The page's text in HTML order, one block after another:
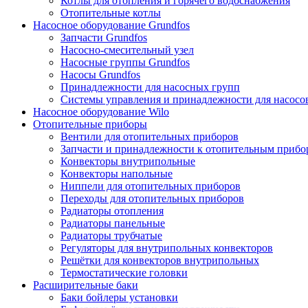
Отопительные котлы
Насосное оборудование Grundfos
Запчасти Grundfos
Насосно-смесительный узел
Насосные группы Grundfos
Насосы Grundfos
Принадлежности для насосных групп
Системы управления и принадлежности для
Насосное оборудование Wilo
Отопительные приборы
Вентили для отопительных приборов
Запчасти и принадлежности к отопительным
Конвекторы внутрипольные
Конвекторы напольные
Ниппели для отопительных приборов
Переходы для отопительных приборов
Радиаторы отопления
Радиаторы панельные
Радиаторы трубчатые
Регуляторы для внутрипольных конвекторов
Решётки для конвекторов внутрипольных
Термостатические головки
Расширительные баки
Баки бойлеры установки